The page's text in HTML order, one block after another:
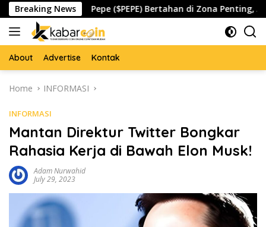
Skip
to
content
Breaking NewsPepe ($PEPE) Bertahan di Zona Penting, Akankah
About Advertise Kontak
Home INFORMASI
INFORMASI
Mantan Direktur Twitter Bongkar
Rahasia Kerja di Bawah Elon Musk!
Adam Nurwahid
July 29, 2023